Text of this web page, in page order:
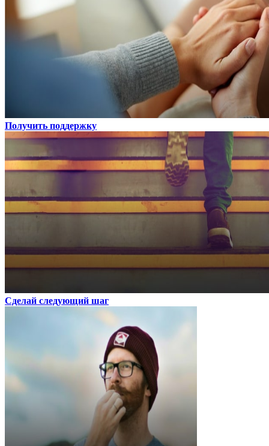
Получить поддержку
Сделай следующий шаг